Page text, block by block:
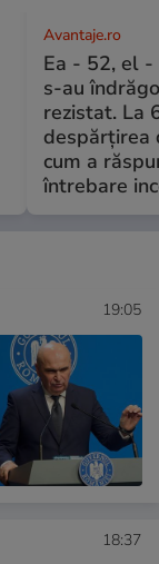
Avantaje.ro
Ea - 52, el -
s-au
rezistat. La
despărțirea
cum a
întrebare
19:05
18:37